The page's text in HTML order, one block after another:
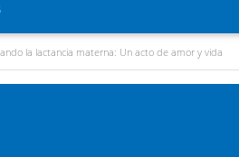
Un acto de amor y vida Murió José